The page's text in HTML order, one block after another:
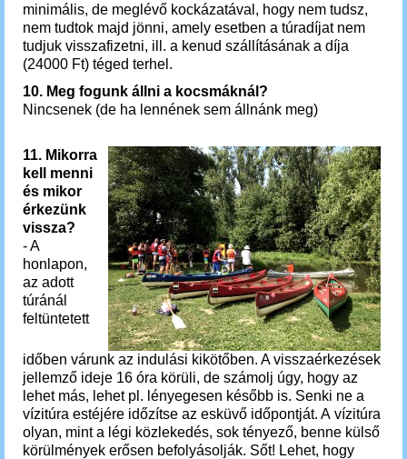
minimális, de meglévő kockázatával, hogy nem tudsz,
nem tudtok majd jönni, amely esetben a túradíjat nem
tudjuk visszafizetni, ill. a kenud szállításának a díja
(24000 Ft) téged terhel.
10. Meg fogunk állni a kocsmáknál?
Nincsenek (de ha lennének sem állnánk meg)
11. Mikorra
kell menni
és mikor
érkezünk
vissza?
- A
honlapon,
az adott
túránál
feltüntetett
időben várunk az indulási kikötőben. A visszaérkezések
jellemző ideje 16 óra körüli, de számolj úgy, hogy az
lehet más, lehet pl. lényegesen később is. Senki ne a
vízitúra estéjére időzítse az esküvő időpontját. A vízitúra
olyan, mint a légi közlekedés, sok tényező, benne külső
körülmények erősen befolyásolják. Sőt! Lehet, hogy